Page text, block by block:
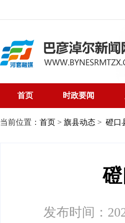
首页 时政要闻
当前位置： 首页 > 旗县动态 > 磴口
发布时间：